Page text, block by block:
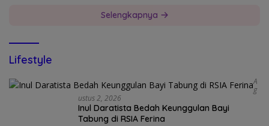
Selengkapnya
Lifestyle
A
G
Ustus 2, 2026
Inul Daratista Bedah Keunggulan Bayi
Tabung di RSIA Ferina